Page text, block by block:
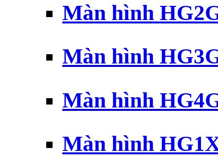
Màn hình
Màn hình
Màn hình
Màn hình